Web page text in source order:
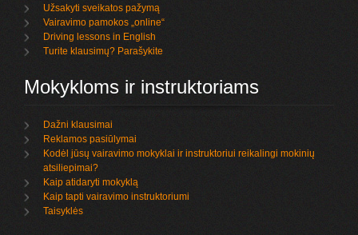
Užsakyti sveikatos pažymą
Vairavimo pamokos „online“
Driving lessons in English
Turite klausimų? Parašykite
Mokykloms ir instruktoriams
Dažni klausimai
Reklamos pasiūlymai
Kodėl jūsų vairavimo mokyklai ir instruktoriui reikalingi mokinių
atsiliepimai?
Kaip atidaryti mokyklą
Kaip tapti vairavimo instruktoriumi
Taisyklės